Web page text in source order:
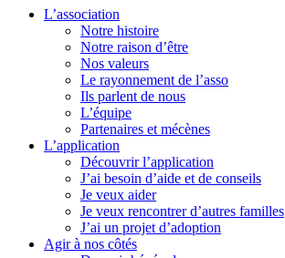
L’association
Notre histoire
Notre raison d’être
Nos valeurs
Le rayonnement de l’asso
Ils parlent de nous
L’équipe
Partenaires et mécènes
L’application
Découvrir l’application
J’ai besoin d’aide et de conseils
Je veux aider
Je veux rencontrer d’autres familles
J’ai un projet d’adoption
Agir à nos côtés